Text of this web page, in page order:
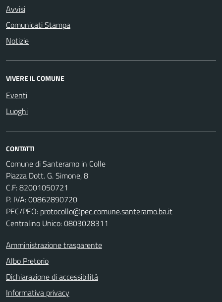
Avvisi
Comunicati Stampa
Notizie
VIVERE IL COMUNE
Eventi
Luoghi
CONTATTI
Comune di Santeramo in Colle
Piazza Dott. G. Simone, 8
C.F:82001050721
P. IVA:00862890720
PEC/PEO: protocollo@pec.comune.santeramo.ba.it
Centralino Unico: 0803028311
Amministrazione trasparente
Albo Pretorio
Dichiarazione di accessibilità
Informativa privacy